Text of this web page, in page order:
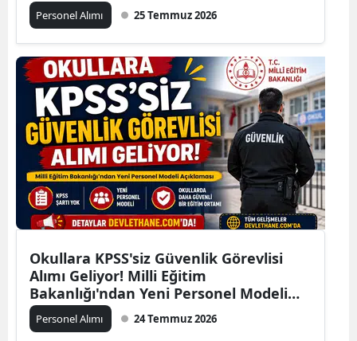
Personel Alımı 25 Temmuz 2026
Okullara KPSS'siz Güvenlik Görevlisi
Alımı Geliyor! Milli Eğitim
Bakanlığı'ndan Yeni Personel Modeli
Açıklaması
Personel Alımı 24 Temmuz 2026